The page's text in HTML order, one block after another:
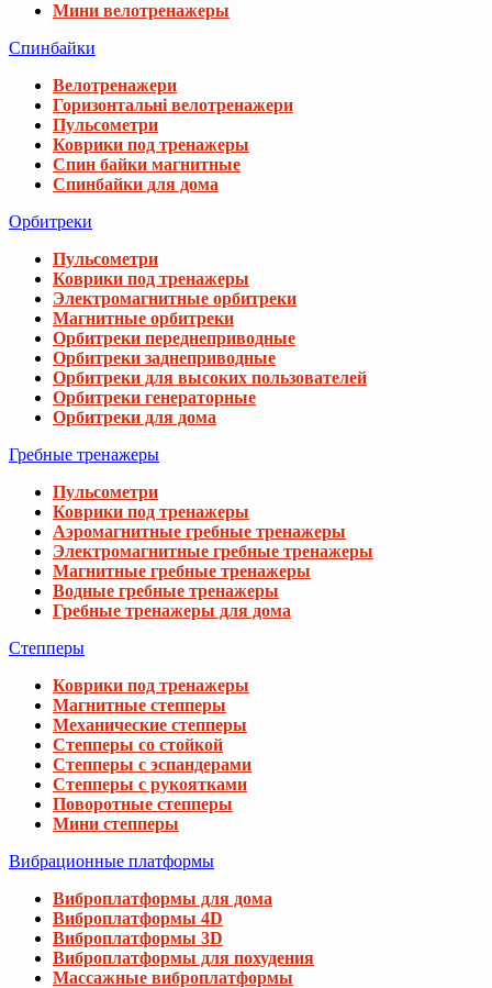
Мини велотренажеры
Спинбайки
Велотренажери
Горизонтальні велотренажери
Пульсометри
Коврики под тренажеры
Спин байки магнитные
Спинбайки для дома
Орбитреки
Пульсометри
Коврики под тренажеры
Электромагнитные орбитреки
Магнитные орбитреки
Орбитреки переднеприводные
Орбитреки заднеприводные
Орбитреки для высоких пользователей
Орбитреки генераторные
Орбитреки для дома
Гребные тренажеры
Пульсометри
Коврики под тренажеры
Аэромагнитные гребные тренажеры
Электромагнитные гребные тренажеры
Магнитные гребные тренажеры
Водные гребные тренажеры
Гребные тренажеры для дома
Степперы
Коврики под тренажеры
Магнитные степперы
Механические степперы
Степперы со стойкой
Степперы с эспандерами
Степперы с рукоятками
Поворотные степперы
Мини степперы
Вибрационные платформы
Виброплатформы для дома
Виброплатформы 4D
Виброплатформы 3D
Виброплатформы для похудения
Массажные виброплатформы